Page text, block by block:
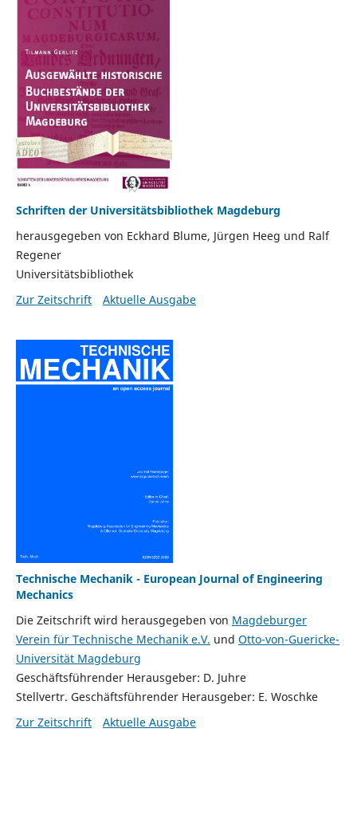
Schriften der Universitätsbibliothek Magdeburg
herausgegeben von Eckhard Blume, Jürgen Heeg und Ralf
Regener
Universitätsbibliothek
Zur Zeitschrift
Aktuelle Ausgabe
Technische Mechanik - European Journal of Engineering
Mechanics
Die Zeitschrift wird herausgegeben von Magdeburger
Verein für Technische Mechanik e.V. und Otto-von-Guericke-
Universität Magdeburg
Geschäftsführender Herausgeber: D. Juhre
Stellvertr. Geschäftsführender Herausgeber: E. Woschke
Zur Zeitschrift
Aktuelle Ausgabe